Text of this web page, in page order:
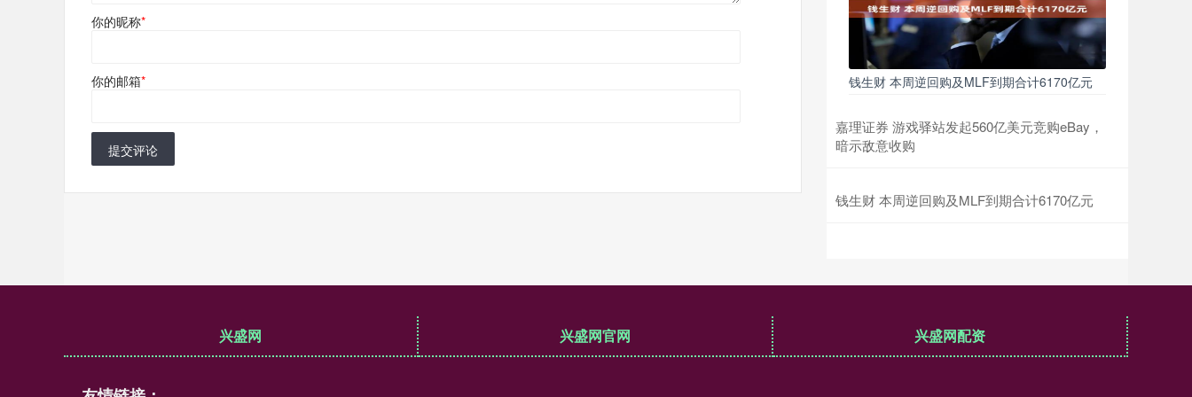
你的昵称*
你的邮箱*
提交评论
钱生财 本周逆回购及MLF到期合计6170亿元
嘉理证券 游戏驿站发起560亿美元竞购eBay，
暗示敌意收购
钱生财 本周逆回购及MLF到期合计6170亿元
兴盛网 兴盛网官网 兴盛网配资